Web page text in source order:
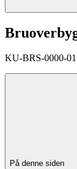
KU-BRS-0000-01
På denne siden